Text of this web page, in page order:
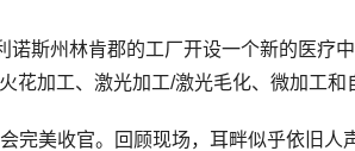
州林肯郡的工厂开设一个新的医疗中
加工、激光加工/激光毛化、微加工和
美收官。回顾现场，耳畔似乎依旧人